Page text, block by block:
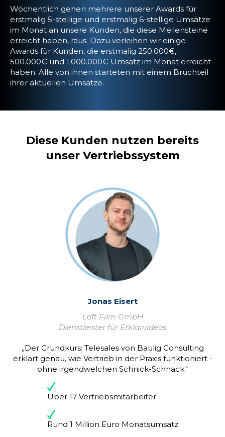
Wöchentlich gehen mehrere unserer Awards für
erstmalig 5-stellige und erstmalig 6-stellige Umsätze
im Monat an unsere Kunden, die diese Meilensteine
erreicht haben, raus. Dazu verleihen wir einige
Awards für Kunden, die erstmalig 250.000€,
500.000€ und 1.000.000€ Umsatz im Monat erreicht
haben. Alle von ihnen starteten mit einem Bruchteil
ihrer aktuellen Umsätze.
Diese Kunden nutzen bereits
unser Vertriebssystem
Jonas Eisert
Loft Film GmbH
Dienstleister für Erklärvideos
„Der Grundkurs: Telesales von Baulig Consulting
erklärt genau, wie Vertrieb in der Praxis funktioniert -
ohne irgendwelchen Schnick-Schnack."
Über 17 Vertriebsmitarbeiter
Rund 1 Million Euro Monatsumsatz